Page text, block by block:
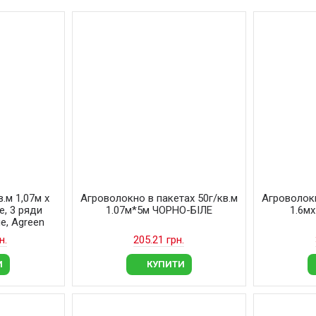
1,07м х
3 ряди
Agreen
Агроволокно в пакетах 50г/кв.м
1.07м*5м ЧОРНО-БІЛЕ
205.21 грн.
КУПИТИ